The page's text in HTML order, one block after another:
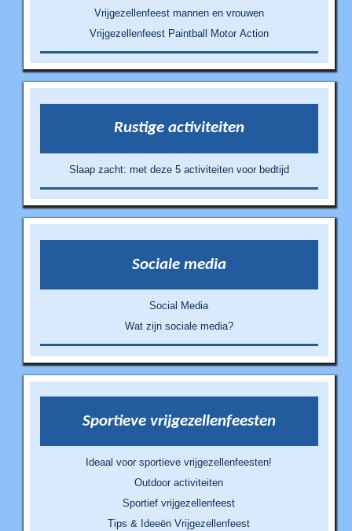
Vrijgezellenfeest mannen en vrouwen
Vrijgezellenfeest Paintball Motor Action
Rustige activiteiten
Slaap zacht: met deze 5 activiteiten voor bedtijd
Sociale media
Social Media
Wat zijn sociale media?
Sportieve vrijgezellenfeesten
Ideaal voor sportieve vrijgezellenfeesten!
Outdoor activiteiten
Sportief vrijgezellenfeest
Tips & Ideeën Vrijgezellenfeest